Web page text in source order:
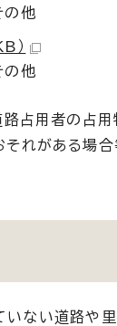
の他
）
の他
占用者の占用
れがある場
い道路や里